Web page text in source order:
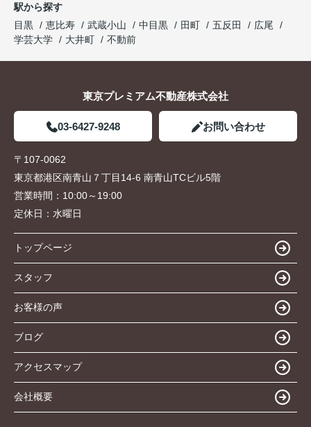
駅から探す
目黒
恵比寿 武蔵小山 中目黒 田町 五反田
広尾
学芸大学
大井町 不動前
東京プレミアム不動産株式会社
03-6427-9248 お問い合わせ
〒107-0062
東京都港区南青山７丁目14-6 南青山TCビル5階
営業時間： 10:00～19:00
定休日： 水曜日
トップページ
スタッフ
お客様の声
ブログ
アクセスマップ
会社概要